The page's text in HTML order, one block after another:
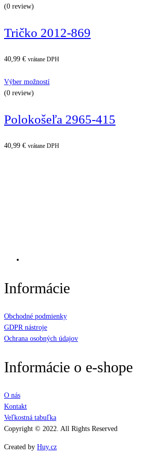
(0 review)
Tričko 2012-869
40,99 € vrátane DPH
Výber možností
(0 review)
Polokošeľa 2965-415
40,99 € vrátane DPH
Informácie
Obchodné podmienky
GDPR nástroje
Ochrana osobných údajov
Informácie o e-shope
O nás
Kontakt
Veľkostná tabuľka
Copyright © 2022. All Rights Reserved
Created by Huy.cz